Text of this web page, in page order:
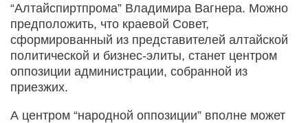
“Алтайспиртпрома” Владимира Вагнера. Можно
предположить, что краевой Совет,
сформированный из представителей алтайской
политической и бизнес-элиты, станет центром
оппозиции администрации, собранной из
приезжих.
А центром “народной оппозиции” вполне может